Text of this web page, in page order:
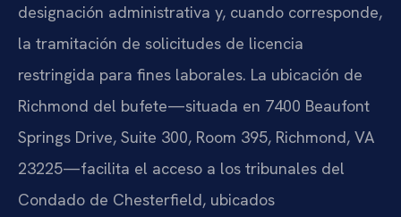
designación administrativa y, cuando corresponde,
la tramitación de solicitudes de licencia
restringida para fines laborales. La ubicación de
Richmond del bufete—situada en 7400 Beaufont
Springs Drive, Suite 300, Room 395, Richmond, VA
23225—facilita el acceso a los tribunales del
Condado de Chesterfield, ubicados